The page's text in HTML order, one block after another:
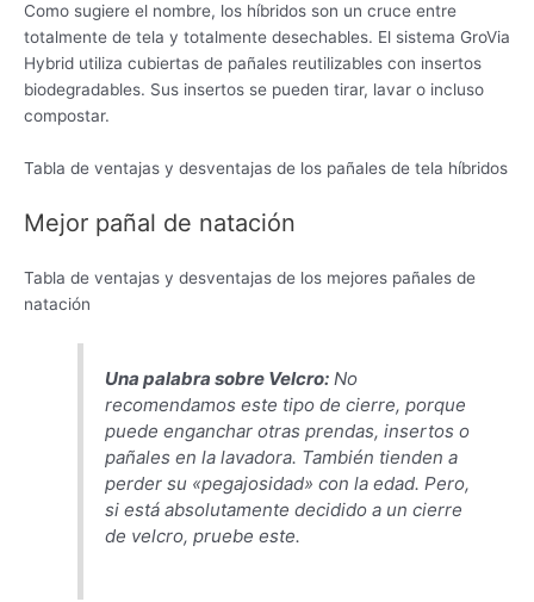
Como sugiere el nombre, los híbridos son un cruce entre
totalmente de tela y totalmente desechables. El sistema GroVia
Hybrid utiliza cubiertas de pañales reutilizables con insertos
biodegradables. Sus insertos se pueden tirar, lavar o incluso
compostar.
Tabla de ventajas y desventajas de los pañales de tela híbridos
Mejor pañal de natación
Tabla de ventajas y desventajas de los mejores pañales de
natación
Una palabra sobre Velcro: No
recomendamos este tipo de cierre, porque
puede enganchar otras prendas, insertos o
pañales en la lavadora. También tienden a
perder su «pegajosidad» con la edad. Pero,
si está absolutamente decidido a un cierre
de velcro, pruebe este.